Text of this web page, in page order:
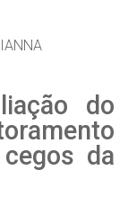
do
da